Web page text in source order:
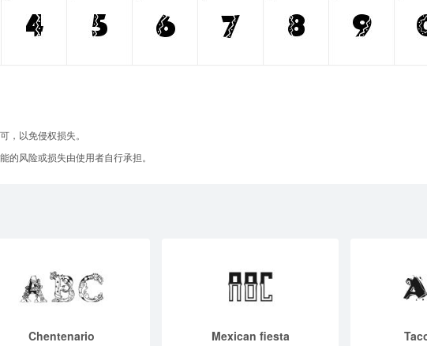
，以免侵权损失。
的风险或损失由使用者自行承担。
Chentenario Mexican fiesta